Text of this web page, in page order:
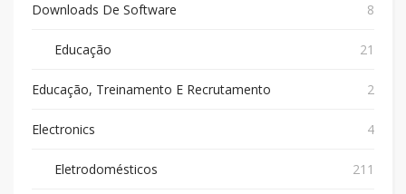
Downloads De Software 8
Educação 21
Educação, Treinamento E Recrutamento 2
Electronics 4
Eletrodomésticos 211